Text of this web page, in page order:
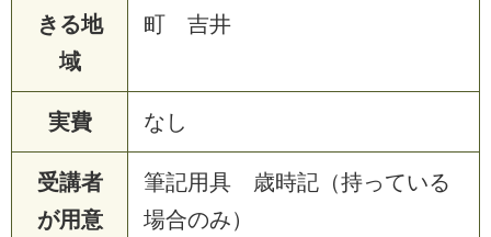
きる地
域
町 吉井
実費 なし
受講者
が用意
筆記用具 歳時記（持っている
場合のみ）